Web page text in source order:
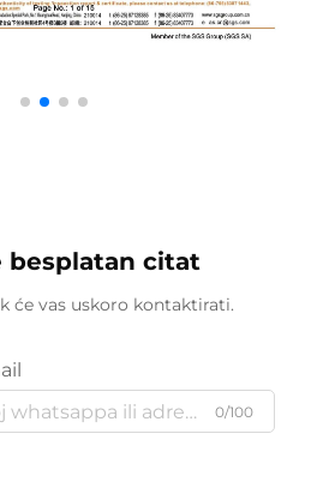
besplatan citat
će vas uskoro kontaktirati.
0/100